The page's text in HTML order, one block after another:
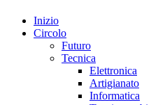
Inizio
Circolo
Futuro
Tecnica
Elettronica
Artigianato
Informatica